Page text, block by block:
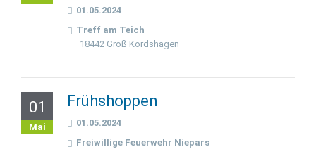
01.05.2024
Treff am Teich
18442 Groß Kordshagen
01
Mai
Frühshoppen
01.05.2024
Freiwillige Feuerwehr Niepars